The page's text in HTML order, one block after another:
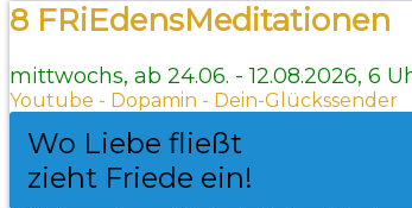
8 FRiEdensMeditationen
mittwochs, ab 24.06. - 12.08.2026, 6
Youtube - Dopamin - Dein-Glückssender
Wo Liebe fließt
zieht Friede ein!